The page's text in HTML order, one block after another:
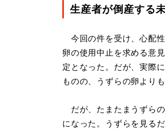
生産者が倒産する
今回の件を受け、心配
卵の使用中止を求める意
定となった。だが、実際
ものの、うずらの卵より
だが、たまたまうずらの
になった。うずらを見る